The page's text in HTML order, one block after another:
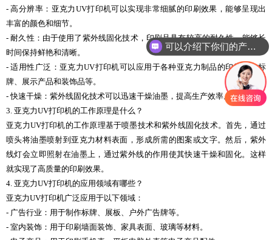
- 高分辨率：亚克力UV打印机可以实现非常细腻的印刷效果，能够呈现出
丰富的颜色和细节。
- 耐久性：由于使用了紫外线固化技术，印刷品具有较高的耐久性，能够长
时间保持鲜艳和清晰。
- 适用性广泛：亚克力UV打印机可以应用于各种亚克力制品的印刷，如标
牌、展示产品和装饰品等。
- 快速干燥：紫外线固化技术可以迅速干燥油墨，提高生产效率。
3. 亚克力UV打印机的工作原理是什么？
亚克力UV打印机的工作原理基于喷墨技术和紫外线固化技术。首先，通过
喷头将油墨喷射到亚克力材料表面，形成所需的图案或文字。然后，紫外
线灯会立即照射在油墨上，通过紫外线的作用使其快速干燥和固化。这样
就实现了高质量的印刷效果。
4. 亚克力UV打印机的应用领域有哪些？
亚克力UV打印机广泛应用于以下领域：
- 广告行业：用于制作标牌、展板、户外广告牌等。
- 室内装饰：用于印刷墙面装饰、家具表面、玻璃等材料。
可以介绍下你们的产品么